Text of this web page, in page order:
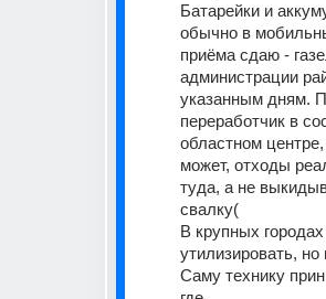
Батарейки и
обычно в
приёма сдаю -
администрации
указанным дням.
переработчик в
областном центре,
может, отходы
туда, а не
свалку(
В крупных
утилизировать, но
Саму технику